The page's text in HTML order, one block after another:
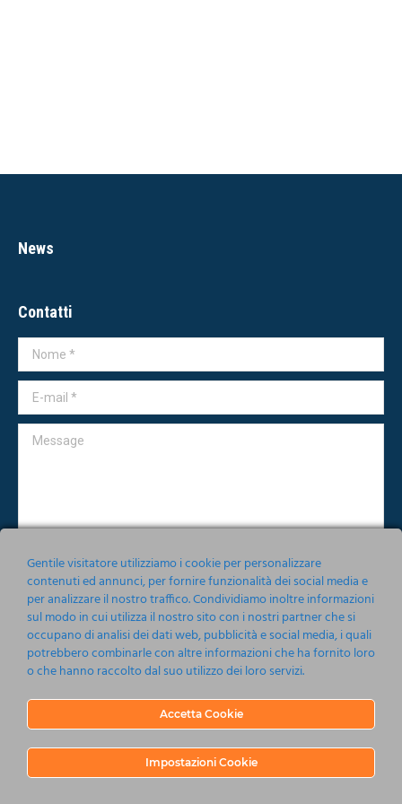
News
Contatti
Nome *
E-mail *
Message
Accetto le condizioni relative alla norma sullaPrivacy
Invia
Gentile visitatore utilizziamo i cookie per personalizzare
contenuti ed annunci, per fornire funzionalità dei social media e
per analizzare il nostro traffico. Condividiamo inoltre informazioni
sul modo in cui utilizza il nostro sito con i nostri partner che si
occupano di analisi dei dati web, pubblicità e social media, i quali
potrebbero combinarle con altre informazioni che ha fornito loro
o che hanno raccolto dal suo utilizzo dei loro servizi.
Accetta Cookie
Impostazioni Cookie